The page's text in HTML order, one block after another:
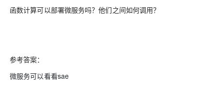
函数计算可以部署微服务吗？他们之间如何调用？
参考答案：
微服务可以看看sae